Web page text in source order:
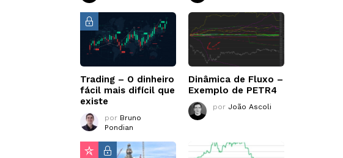
Trading – O dinheiro
fácil mais difícil que
existe
por Bruno
Pondian
Dinâmica de Fluxo –
Exemplo de PETR4
por João Ascoli